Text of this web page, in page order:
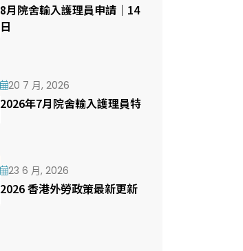
8月院舍輸入護理員申請｜14
日
20 7 月, 2026
2026年7月院舍輸入護理員特
23 6 月, 2026
2026 香港外勞政策最新更新